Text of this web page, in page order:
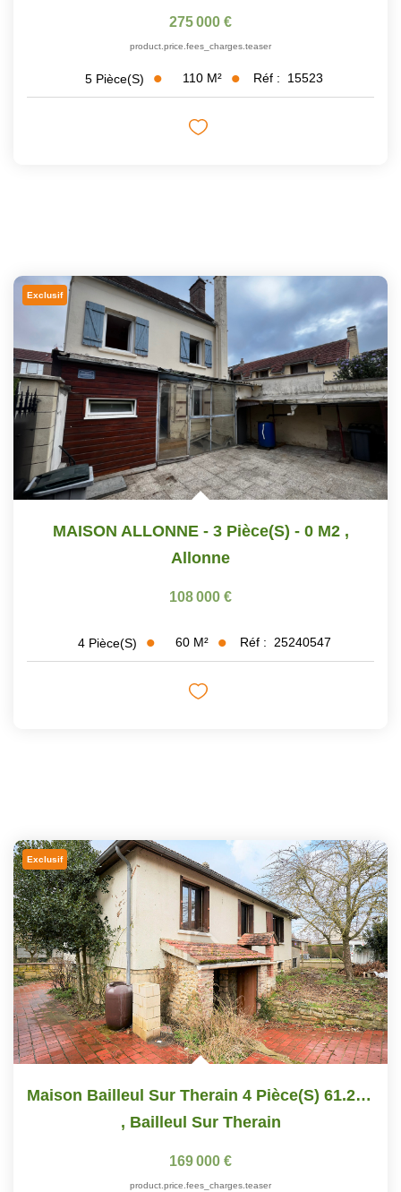
275 000 €
product.price.fees_charges.teaser
5 Pièce(s) 110 M² Réf : 15523
Exclusif
MAISON ALLONNE - 3 Pièce(s) - 0 M2 ,
Allonne
108 000 €
4 Pièce(s) 60 M² Réf : 25240547
Exclusif
Maison Bailleul Sur Therain 4 Pièce(s) 61.2 M2
, Bailleul Sur Therain
169 000 €
product.price.fees_charges.teaser